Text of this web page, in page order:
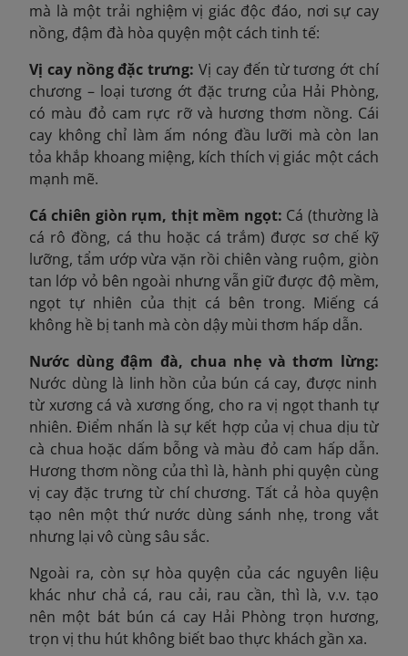
mà là một trải nghiệm vị giác độc đáo, nơi sự cay
nồng, đậm đà hòa quyện một cách tinh tế:
Vị cay nồng đặc trưng: Vị cay đến từ tương ớt chí
chương – loại tương ớt đặc trưng của Hải Phòng,
có màu đỏ cam rực rỡ và hương thơm nồng. Cái
cay không chỉ làm ấm nóng đầu lưỡi mà còn lan
tỏa khắp khoang miệng, kích thích vị giác một cách
mạnh mẽ.
Cá chiên giòn rụm, thịt mềm ngọt: Cá (thường là
cá rô đồng, cá thu hoặc cá trắm) được sơ chế kỹ
lưỡng, tẩm ướp vừa vặn rồi chiên vàng ruộm, giòn
tan lớp vỏ bên ngoài nhưng vẫn giữ được độ mềm,
ngọt tự nhiên của thịt cá bên trong. Miếng cá
không hề bị tanh mà còn dậy mùi thơm hấp dẫn.
Nước dùng đậm đà, chua nhẹ và thơm lừng:
Nước dùng là linh hồn của bún cá cay, được ninh
từ xương cá và xương ống, cho ra vị ngọt thanh tự
nhiên. Điểm nhấn là sự kết hợp của vị chua dịu từ
cà chua hoặc dấm bỗng và màu đỏ cam hấp dẫn.
Hương thơm nồng của thì là, hành phi quyện cùng
vị cay đặc trưng từ chí chương. Tất cả hòa quyện
tạo nên một thứ nước dùng sánh nhẹ, trong vắt
nhưng lại vô cùng sâu sắc.
Ngoài ra, còn sự hòa quyện của các nguyên liệu
khác như chả cá, rau cải, rau cần, thì là, v.v. tạo
nên một bát bún cá cay Hải Phòng trọn hương,
trọn vị thu hút không biết bao thực khách gần xa.